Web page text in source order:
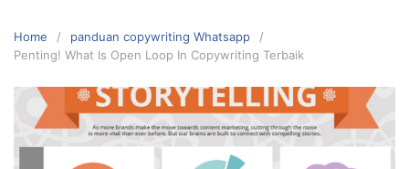
Home
panduan copywriting Whatsapp
Penting! What Is Open Loop In Copywriting Terbaik